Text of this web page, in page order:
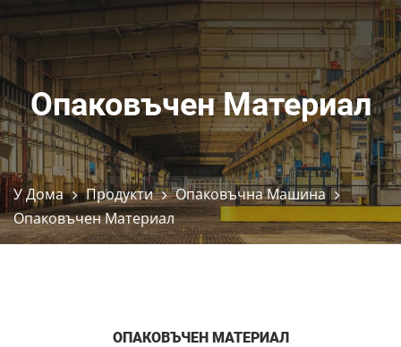
Опаковъчен Материал
У Дома Продукти
Опаковъчна Машина
Опаковъчен Материал
ОПАКОВЪЧЕН МАТЕРИАЛ